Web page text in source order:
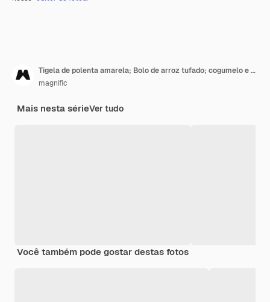
Tigela de polenta amarela; Bolo de arroz tufado; cogumelo e pimentão
magnific
Mais nesta sérieVer tudo
Você também pode gostar destas fotos